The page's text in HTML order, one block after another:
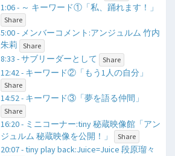
1:06 - ​～ キーワード①「私、踊れます！」
Share
5:00 - メンバーコメント:アンジュルム 竹内
朱莉
Share
8:33 - サブリーダーとして Share
12:42 - キーワード②「もう1人の自分」
Share
14:52 - キーワード③「夢を語る仲間」
Share
16:20 - ミニコーナー:tiny 秘蔵映像館「アン
ジュルム 秘蔵映像を公開！」
Share
20:07 - tiny play back:Juice=Juice 段原瑠々